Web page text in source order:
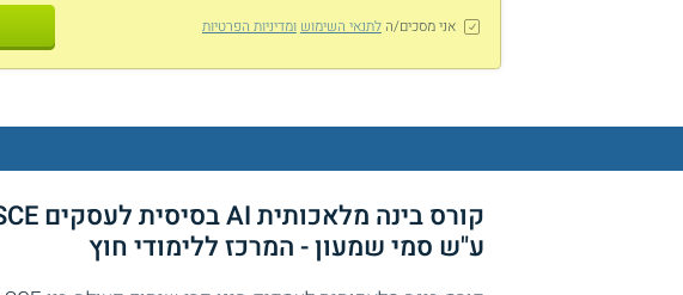
אני מסכים/הלתנאי השימוש ומדיניות הפרטיות
ע"ש סמי שמעון - המרכז ללימודי חוץ